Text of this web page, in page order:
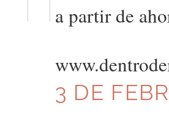
a partir de
3 DE